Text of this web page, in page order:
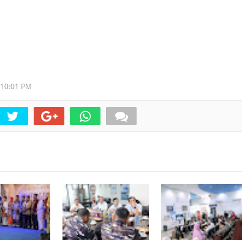
10:01 PM